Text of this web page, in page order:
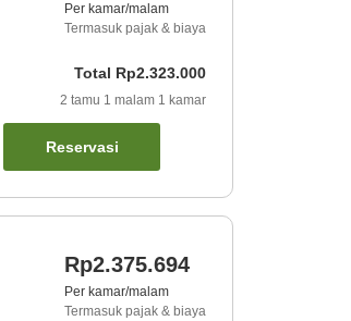
Per kamar/malam
Termasuk pajak & biaya
Total Rp2.323.000
2 tamu 1 malam 1 kamar
Reservasi
Rp2.375.694
Per kamar/malam
Termasuk pajak & biaya